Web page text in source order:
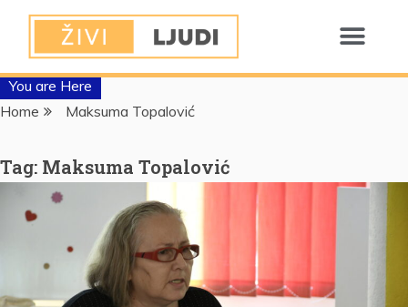
You are Here
Home
Maksuma Topalović
Tag: Maksuma Topalović